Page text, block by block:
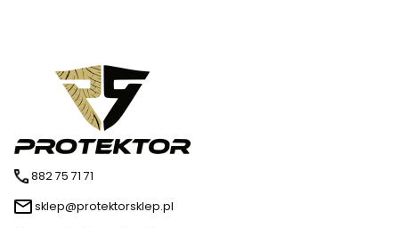
882 75 71 71
sklep@protektorsklep.pl